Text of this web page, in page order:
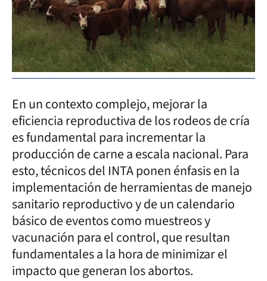
En un contexto complejo, mejorar la
eficiencia reproductiva de los rodeos de cría
es fundamental para incrementar la
producción de carne a escala nacional. Para
esto, técnicos del INTA ponen énfasis en la
implementación de herramientas de manejo
sanitario reproductivo y de un calendario
básico de eventos como muestreos y
vacunación para el control, que resultan
fundamentales a la hora de minimizar el
impacto que generan los abortos.